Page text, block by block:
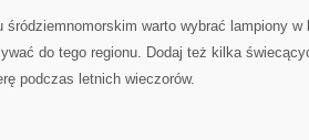
śródziemnomorskim warto wybrać lampiony w⁤
do tego regionu. Dodaj też kilka
podczas letnich wieczorów.